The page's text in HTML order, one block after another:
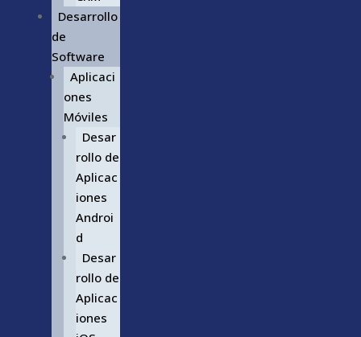
Desarrollo
de
Software
Aplicaci
ones
Móviles
Desar
rollo de
Aplicac
iones
Androi
d
Desar
rollo de
Aplicac
iones